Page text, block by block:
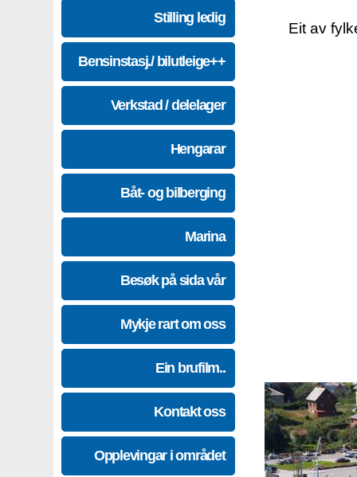
Stilling ledig
Bensinstasj./ bilutleige++
Verkstad / delelager
Hengarar
Båt- og bilberging
Marina
Besøk på sida vår
Mykje rart om oss
Ein brufilm..
Kontakt oss
Opplevingar i området
Eit av